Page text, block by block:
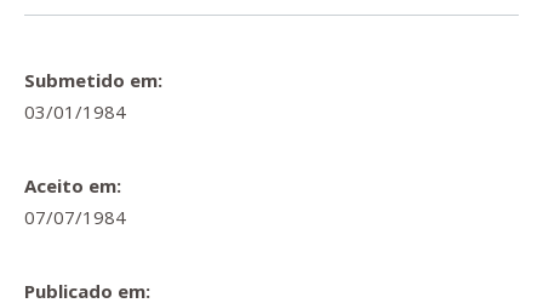
Submetido em:
03/01/1984
Aceito em:
07/07/1984
Publicado em: